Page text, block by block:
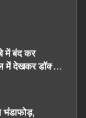
में बंद कर
में देखकर डॉक्टर
भंडाफोड़,